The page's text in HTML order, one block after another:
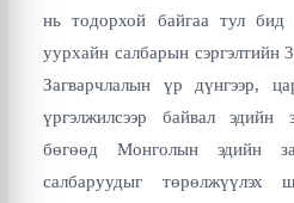
нь тодорхой байгаа тул бид
уурхайн салбарын сэргэлтийн
Загварчлалын үр дүнгээр,
үргэлжилсээр байвал эдийн
бөгөөд Монголын эдийн
салбаруудыг төрөлжүүлэх